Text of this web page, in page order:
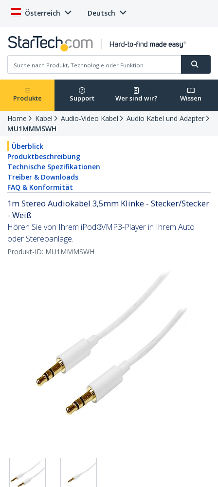
Österreich Deutsch
Produkte Support Wer sind wir? Wissen
Home Kabel Audio-Video Kabel
Audio Kabel und Adapter
MU1MMMSWH
Überblick
Produktbeschreibung
Technische Spezifikationen
Treiber & Downloads
FAQ & Konformität
1m Stereo Audiokabel 3,5mm Klinke - Stecker/Stecker
- Weiß
Hören Sie von Ihrem iPod®/MP3-Player in Ihrem Auto
oder Stereoanlage.
Produkt-ID: MU1MMMSWH